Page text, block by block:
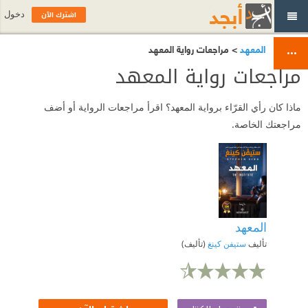
المعهد> مراجعات رواية المعهد
مراجعات رواية المعهد
ماذا كان رأي القرّاء برواية المعهد؟ اقرأ مراجعات الرواية أو أضف
مراجعتك الخاصة.
المعهد
تأليف ستيفن كينغ (تأليف)
اشترك الآن دخول